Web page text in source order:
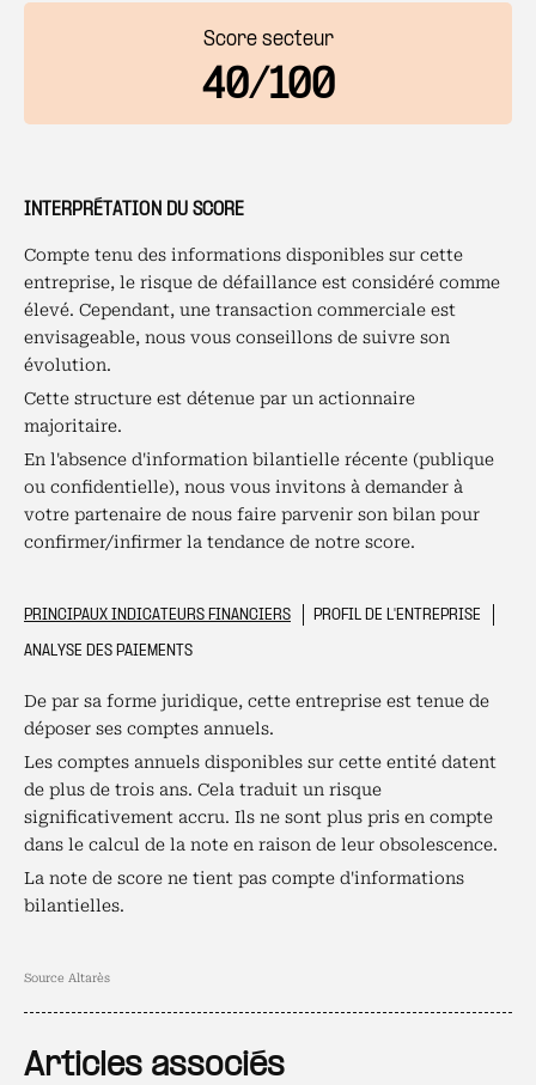
Score secteur
40/100
INTERPRÉTATION DU SCORE
Compte tenu des informations disponibles sur cette
entreprise, le risque de défaillance est considéré comme
élevé. Cependant, une transaction commerciale est
envisageable, nous vous conseillons de suivre son
évolution.
Cette structure est détenue par un actionnaire
majoritaire.
En l'absence d'information bilantielle récente (publique
ou confidentielle), nous vous invitons à demander à
votre partenaire de nous faire parvenir son bilan pour
confirmer/infirmer la tendance de notre score.
PRINCIPAUX INDICATEURS FINANCIERS
PROFIL DE L'ENTREPRISE
ANALYSE DES PAIEMENTS
De par sa forme juridique, cette entreprise est tenue de
déposer ses comptes annuels.
Les comptes annuels disponibles sur cette entité datent
de plus de trois ans. Cela traduit un risque
significativement accru. Ils ne sont plus pris en compte
dans le calcul de la note en raison de leur obsolescence.
La note de score ne tient pas compte d'informations
bilantielles.
Source Altarès
Articles associés